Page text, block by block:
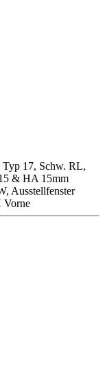
17, Schw. RL,
& HA 15mm
Ausstellfenster
Vorne